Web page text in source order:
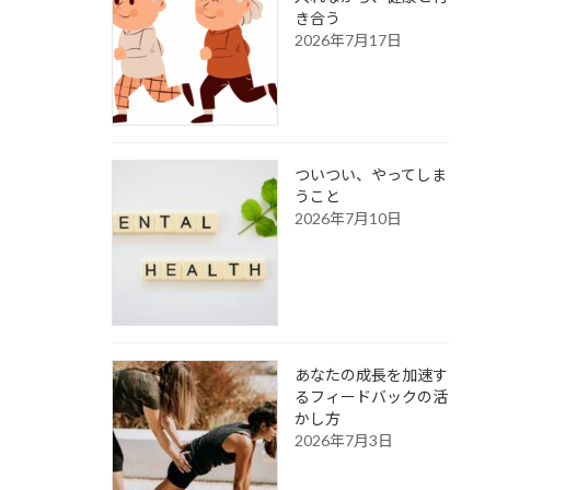
き合う
2026年7月17日
ついつい、やってしま
うこと
2026年7月10日
あなたの成長を加速す
るフィードバックの活
かし方
2026年7月3日